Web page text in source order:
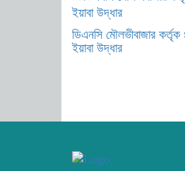
ডিএনসি মৌলভীবাজার
ইয়াবা উদ্ধার